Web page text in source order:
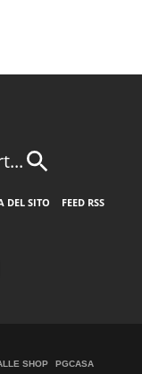
DEL SITO
FEED RSS
SHOP PGCASA